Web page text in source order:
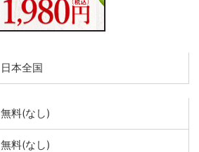
日本全国
無料(なし)
無料(なし)